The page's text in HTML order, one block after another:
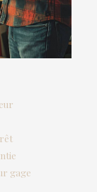
gage